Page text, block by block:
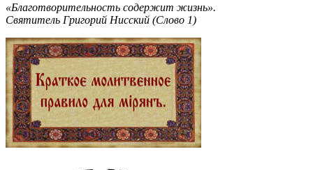
«Благотворительность содержит жизнь».
Святитель Григорий Нисский (Слово 1)